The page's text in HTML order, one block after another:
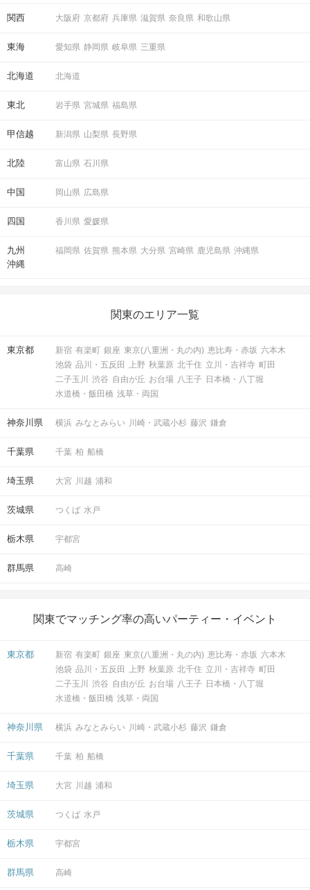
体験中もトークはフリーで行えるので各チーム盛り上がること
連絡先は、トーク中も自由に交換OK！
パーティー終了後は、気になった方とぜひ二次会へ♪
アクセス
〒160-0022
注意事項
15分前より受付開始。開催は1時間半
人数
関西 大阪府 京都府 兵庫県 滋賀県 奈良県 和歌山県
東海 愛知県 静岡県 岐阜県 三重県
北海道 北海道
東北 岩手県 宮城県 福島県
甲信越 新潟県 山梨県 長野県
北陸 富山県 石川県
中国 岡山県 広島県
四国 香川県 愛媛県
九州
沖縄
福岡県 佐賀県 熊本県 大分県 宮崎県 鹿児島県 沖縄県
関東のエリア一覧
東京都 新宿 有楽町 銀座 東京(八重洲・丸の内) 恵比寿・赤坂 六本木
池袋 品川・五反田 上野 秋葉原 北千住 立川・吉祥寺 町田
二子玉川
渋谷 自由が丘 お台場 八王子 日本橋・八丁堀
水道橋・飯田橋 浅草・両国
神奈川県 横浜 みなとみらい 川崎・武蔵小杉 藤沢 鎌倉
千葉県 千葉 柏 船橋
埼玉県 大宮 川越 浦和
茨城県 つくば 水戸
栃木県 宇都宮
群馬県 高崎
関東でマッチング率の高いパーティー・イベント
東京都 新宿 有楽町 銀座 東京(八重洲・丸の内) 恵比寿・赤坂 六本木
池袋 品川・五反田 上野 秋葉原 北千住 立川・吉祥寺 町田
二子玉川
渋谷 自由が丘 お台場 八王子 日本橋・八丁堀
水道橋・飯田橋 浅草・両国
神奈川県 横浜 みなとみらい 川崎・武蔵小杉 藤沢 鎌倉
千葉県 千葉 柏 船橋
埼玉県 大宮 川越 浦和
茨城県 つくば 水戸
栃木県 宇都宮
群馬県 高崎